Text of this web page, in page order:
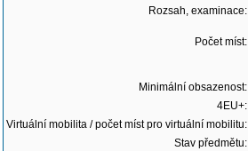
Rozsah, examinace:
Počet míst:
Minimální obsazenost:
4EU+:
Virtuální mobilita / počet míst pro virtuální mobilitu:
Stav předmětu: